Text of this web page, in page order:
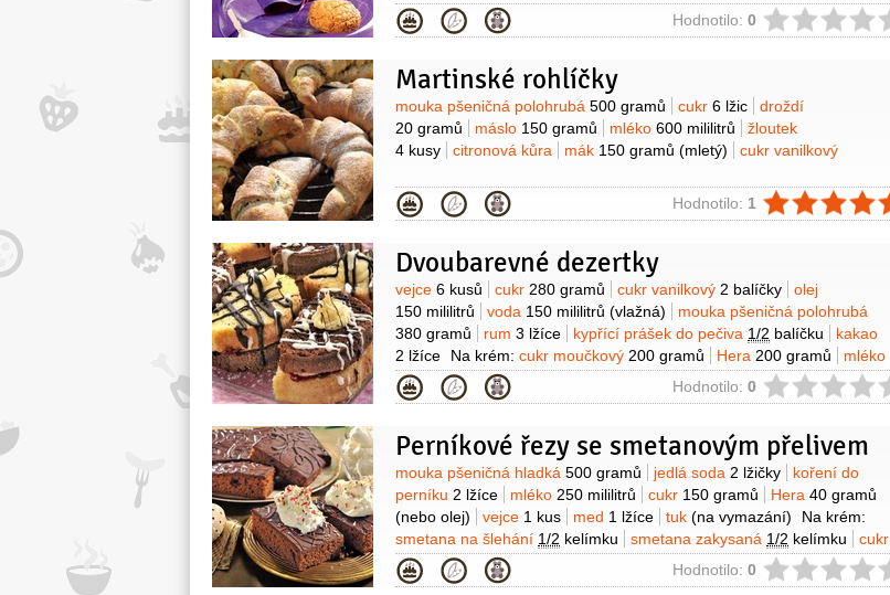
Kategorie Hodnotilo: 0
Martinské rohlíčky
Suroviny
mouka pšeničná polohrubá 500 gramů cukr 6 lžic
droždí
20 gramů
máslo 150 gramů mléko 600 mililitrů
žloutek
4 kusy
citronová kůra mák 150 gramů (mletý) cukr vanilkový
Kategorie Hodnotilo: 1
Dvoubarevné dezertky
Suroviny
vejce 6 kusů cukr 280 gramů cukr vanilkový 2 balíčky
olej
150 mililitrů
voda 150 mililitrů (vlažná)
mouka pšeničná polohrubá
380 gramů
rum 3 lžíce kypřící prášek do pečiva 1/2 balíčku
kakao
2 lžíce
Na krém: cukr moučkový 200 gramů Hera 200 gramů
mléko
500 mililitrů
žloutek moučka škrobová 3 lžíce
Kategorie Hodnotilo: 0
Perníkové řezy se smetanovým přelivem
Suroviny
mouka pšeničná hladká 500 gramů jedlá soda 2 lžičky
koření do
perníku 2 lžíce mléko 250 mililitrů cukr 150 gramů Hera 40 gramů
(nebo olej)
vejce 1 kus med 1 lžíce tuk (na vymazání)
Na krém:
smetana na šlehání 1/2 kelímku smetana zakysaná 1/2 kelímku
cukr
moučkový
(podle chuti)
Kategorie Hodnotilo: 0